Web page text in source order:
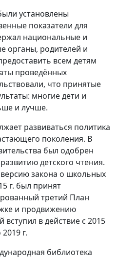
установлены
показатели для
национальные и
органы, родителей и
всем детям
проведённых
что принятые
многие дети и
и лучше.
развиваться политика
поколения. В
был одобрен
детского чтения.
закона о школьных
г. был принят
третий План
и продвижению
вступил в действие с 2015
г.
библиотека